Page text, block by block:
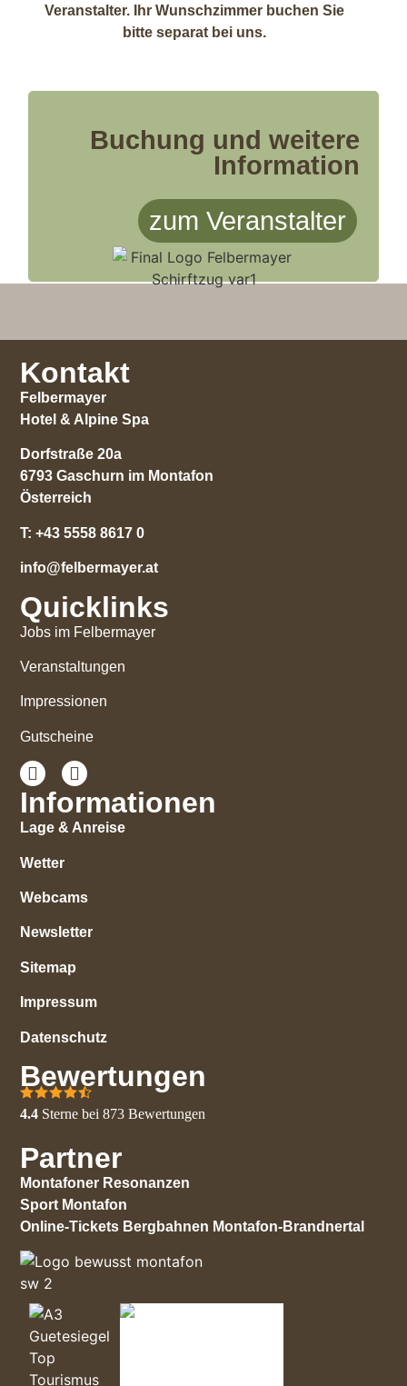
Veranstalter. Ihr Wunschzimmer buchen Sie
bitte separat bei uns.
Buchung und weitere
Information
zum Veranstalter
Kontakt
Felbermayer
Hotel & Alpine Spa
Dorfstraße 20a
6793 Gaschurn im Montafon
Österreich
T:+43 5558 8617 0
info@felbermayer.at
Quicklinks
Jobs im Felbermayer
Veranstaltungen
Impressionen
Gutscheine
Informationen
Lage & Anreise
Wetter
Webcams
Newsletter
Sitemap
Impressum
Datenschutz
Bewertungen
4.4 Sterne bei873Bewertungen
Partner
Montafoner Resonanzen
Sport Montafon
Online-Tickets Bergbahnen Montafon-Brandnertal